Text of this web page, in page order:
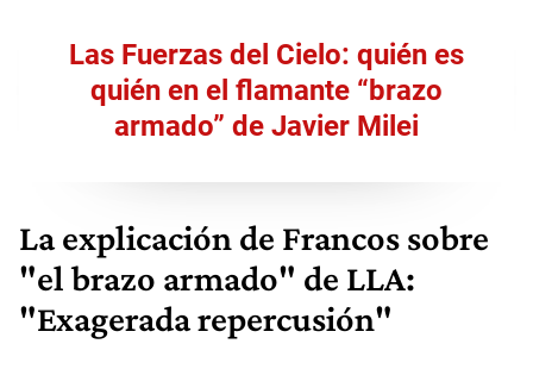
Las Fuerzas del Cielo: quién es
quién en el flamante “brazo
armado” de Javier Milei
La explicación de Francos sobre
"el brazo armado" de LLA:
"Exagerada repercusión"